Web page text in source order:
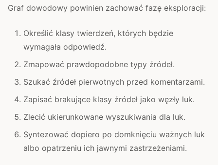
Graf dowodowy powinien zachować fazę eksploracji:
Określić klasy twierdzeń, których będzie
wymagała odpowiedź.
Zmapować prawdopodobne typy źródeł.
Szukać źródeł pierwotnych przed komentarzami.
Zapisać brakujące klasy źródeł jako węzły luk.
Zlecić ukierunkowane wyszukiwania dla luk.
Syntezować dopiero po domknięciu ważnych luk
albo opatrzeniu ich jawnymi zastrzeżeniami.